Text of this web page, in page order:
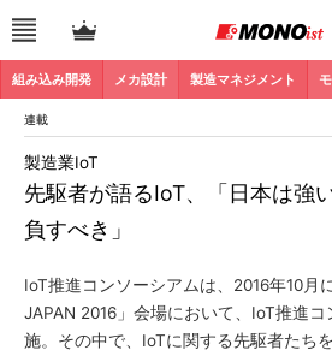
組み込み開発 メカ設計 製造マネジメント
連載
先駆者が語るIoT、「日本は強
負すべき」
製造業IoT
IoT推進コンソーシアムは、2016年10月
JAPAN 2016」会場において、IoT推進
施。その中で、IoTに関する先駆者たち